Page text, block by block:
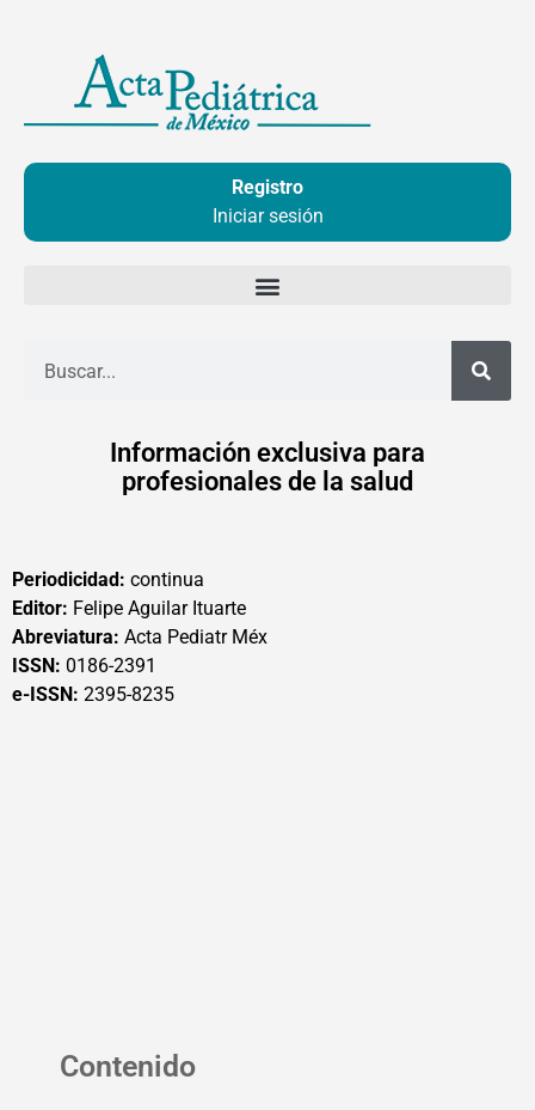
contenido
Registro
Iniciar sesión
Información exclusiva para
profesionales de la salud
Periodicidad: continua
Editor: Felipe Aguilar Ituarte
Abreviatura: Acta Pediatr Méx
ISSN: 0186-2391
e-ISSN: 2395-8235
Contenido